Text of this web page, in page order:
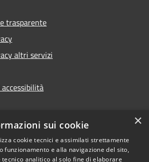
trasparente
altri servizi
Copyright © 2026 • Comune di
×
sui cookie
cookie tecnici e assimilati strettamente
funzionamento e alla navigazione del sito,
tecnico analitico al solo fine di elaborare